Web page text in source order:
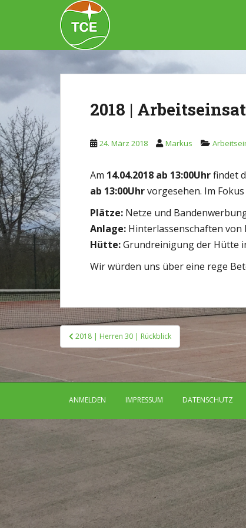
Skip to main content
2018 |
24. März 2018 Markus
Am 14.04.2018 ab 13:00Uhrfindet
ab 13:00Uhrvorgesehen. Im
Plätze: Netze und
Anlage: Hinterlassenschaften
Hütte:Grundreinigung der Hütte
Wir würden uns über eine rege
Beitragsnavigation
2018 | Herren 30 | Rückblick
ANMELDEN IMPRESSUM DATENSCHUTZ